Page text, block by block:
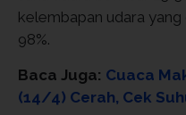
kelembapan udara
98%.
Baca Juga: Cuaca
(14/4) Cerah, Cek